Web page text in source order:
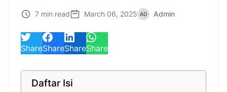
7 min read March 06, 2025 Admin
ShareShareShareShare
Daftar Isi